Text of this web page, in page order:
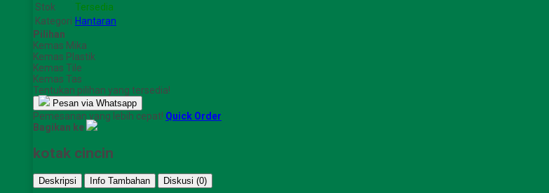
Stok
Tersedia
Kategori Hantaran
Pilihan
Kemas Mika
Kemas Plastik
Kemas Tile
Kemas Tas
Tentukan pilihan yang tersedia!
Pesan via Whatsapp
Pemesanan yang lebih cepat! Quick Order
Bagikan ke
kotak cincin
Deskripsi Info Tambahan Diskusi (0)